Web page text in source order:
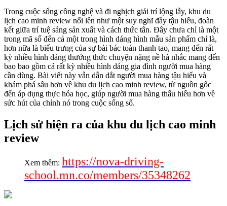
Trong cuộc sống công nghệ và đi nghịch giải trí lộng lẫy, khu du
lịch cao minh review nổi lên như một suy nghĩ đầy tậu hiểu, đoàn
kết giữa trí tuệ sáng sản xuất và cách thức tân. Đây chưa chỉ là một
trong mã số đến cả một trong hình dáng hình mẫu sản phẩm chỉ là,
hơn nữa là biểu trưng của sự bài bác toán thanh tao, mang đến rất
kỳ nhiều hình dáng thưởng thức chuyện nặng nề hà nhắc mang đến
bao bao gồm cả rất kỳ nhiều hình dáng gia đình người mua hàng
cần dùng. Bài viết này vẫn dẫn dắt người mua hàng tậu hiểu và
khám phá sâu hơn về khu du lịch cao minh review, từ nguồn gốc
đến áp dụng thực hóa học, giúp người mua hàng thấu hiểu hơn về
sức hút của chính nó trong cuộc sống số.
Lịch sử hiện ra của khu du lịch cao minh
review
Xem thêm: https://nova-driving-
school.mn.co/members/35348262